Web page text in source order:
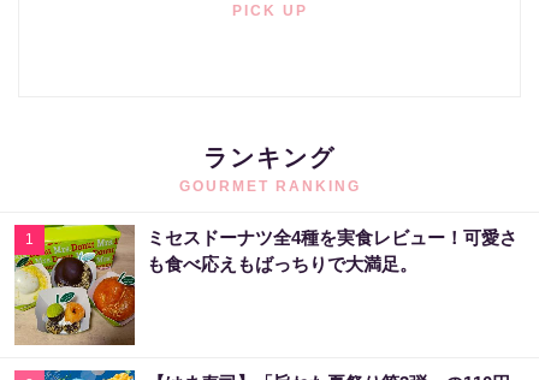
PICK UP
ランキング
GOURMET RANKING
1
ミセスドーナツ全4種を実食レビュー！可愛さ
も食べ応えもばっちりで大満足。